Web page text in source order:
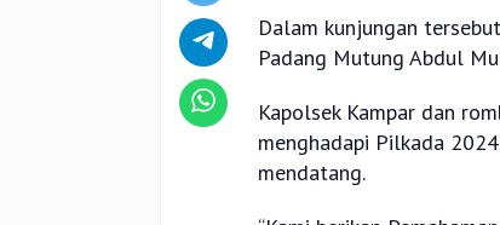
Dalam kunjungan
Padang Mutung Abdul
Kapolsek Kampar dan
menghadapi Pilkada
mendatang.